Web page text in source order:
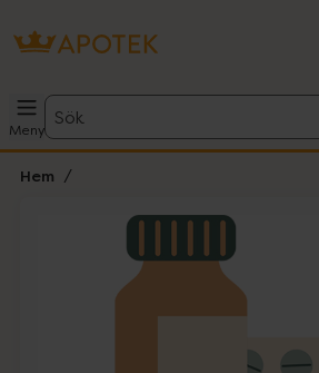
Meny
Sök
Hem
Lista: . Innehåller 1 objekt.